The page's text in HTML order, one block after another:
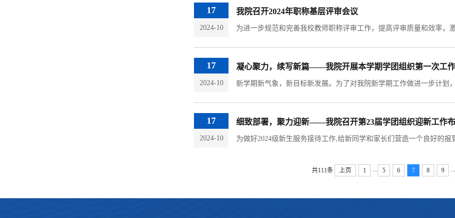
17
2024-10
我院召开2024年职称基层评审会议
17
2024-10
凝心聚力，续写新篇——我院开展本学期学团组织第一次工
17
2024-10
细致部署，聚力迎新——我院召开第23届学团组织迎新工作
共111条 上页 1 ... 5 6 7 8 9 ...